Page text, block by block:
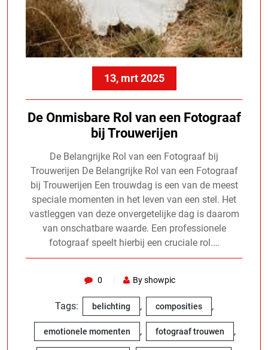
13, mrt 2025
De Onmisbare Rol van een Fotograaf
bij Trouwerijen
De Belangrijke Rol van een Fotograaf bij
Trouwerijen De Belangrijke Rol van een Fotograaf
bij Trouwerijen Een trouwdag is een van de meest
speciale momenten in het leven van een stel. Het
vastleggen van deze onvergetelijke dag is daarom
van onschatbare waarde. Een professionele
fotograaf speelt hierbij een cruciale rol.…
0 By showpic
Tags: belichting , composities ,
emotionele momenten , fotograaf trouwen ,